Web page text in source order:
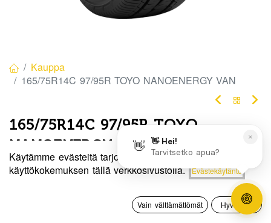
Hinta:
Lisää ostoskoriin
0
Toivelista Tili
Kauppa
165/75R14C 97/95R TOYO NANOENERGY VAN
165/75R14C 97/95R TOYO
NANOENERGY VAN
EAN:4981910515180 Tuotekoodi:330604
Käytämme evästeitä tarjotaksemme sinulle paremman
käyttökokemuksen tällä verkkosivustolla.
Evästekäytäntö
Vain välttämättömät Hyväksyn